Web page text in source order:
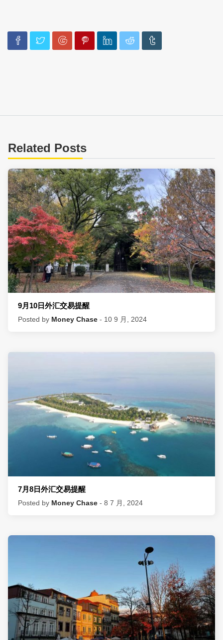
Related Posts
9月10日外汇交易提醒
Posted by Money Chase - 10 9 月, 2024
7月8日外汇交易提醒
Posted by Money Chase - 8 7 月, 2024